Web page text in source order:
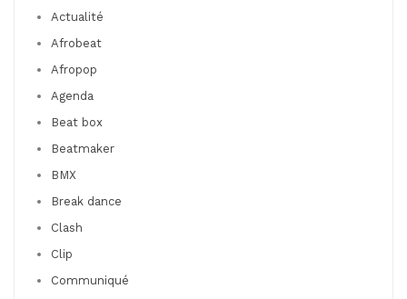
Actualité
Afrobeat
Afropop
Agenda
Beat box
Beatmaker
BMX
Break dance
Clash
Clip
Communiqué